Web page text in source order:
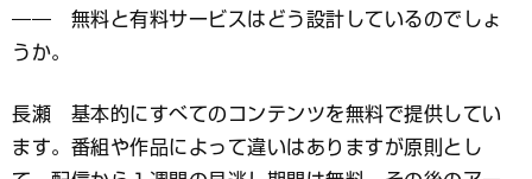
―― 無料と有料サービスはどう設計しているのでしょ
うか。
長瀬 基本的にすべてのコンテンツを無料で提供してい
ます。番組や作品によって違いはありますが原則とし